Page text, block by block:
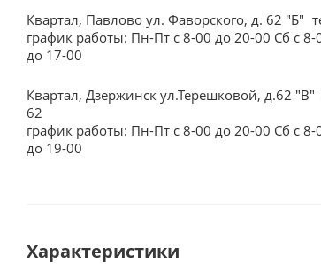
Квартал, Павлово ул. Фаворского, д. 62 "Б"
график работы: Пн-Пт с 8-00 до 20-00 Сб с 8-
до 17-00
Квартал, Дзержинск ул.Терешковой, д.62 "В"
62
график работы: Пн-Пт с 8-00 до 20-00 Сб с 8-
до 19-00
Характеристики